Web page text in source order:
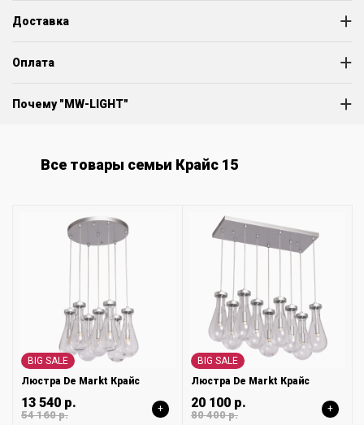
Доставка
Оплата
Почему "MW-LIGHT"
Все товары семьи Крайс 15
BIG SALE
Люстра De Markt Крайс
13 540 р.
54 160 р. +
BIG SALE
Люстра De Markt Крайс
20 100 р.
80 400 р. +